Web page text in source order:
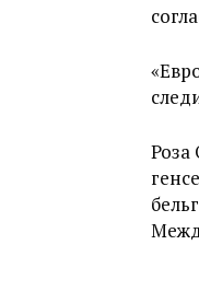
Роза